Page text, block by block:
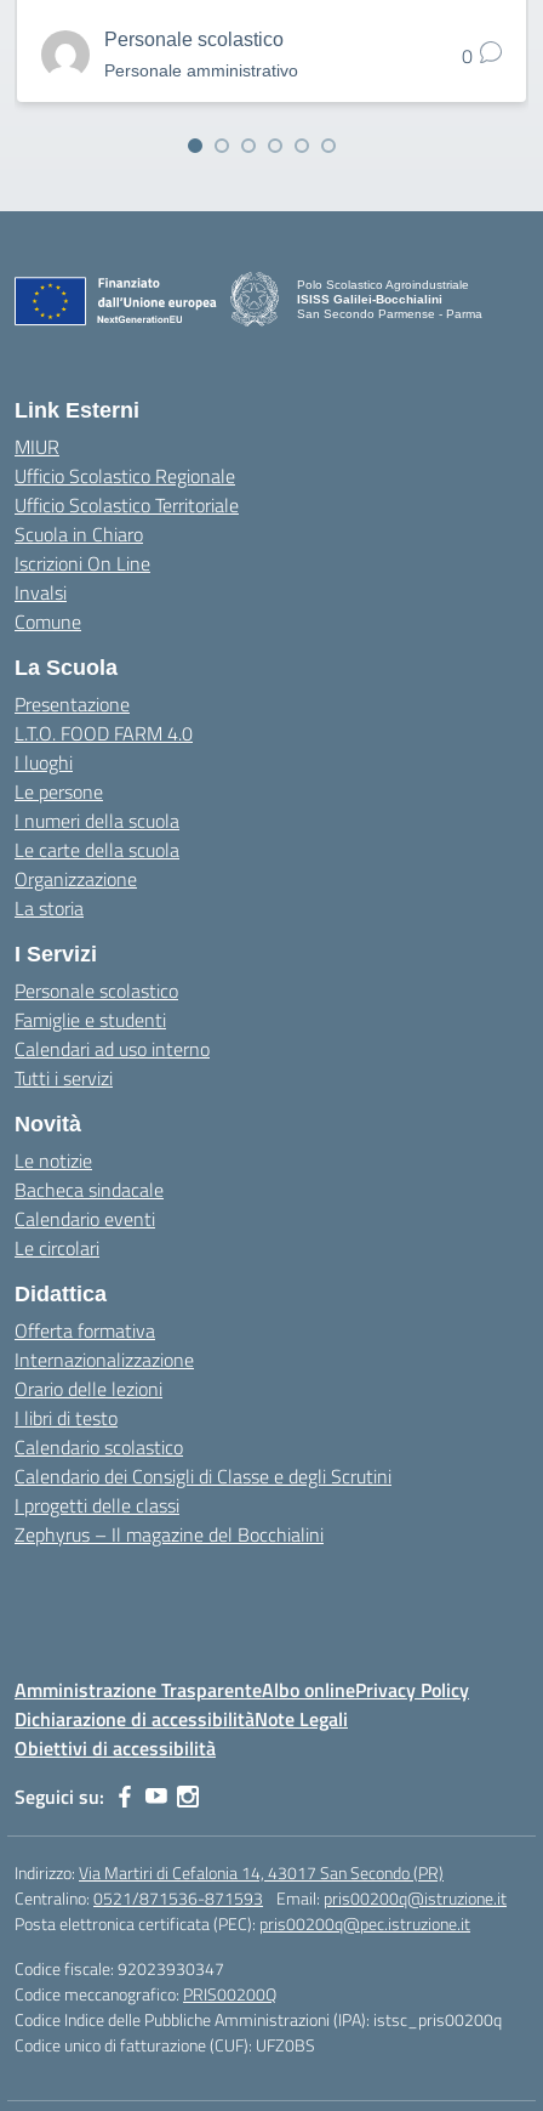
Personale scolastico
Personale amministrativo 0
Polo Scolastico Agroindustriale
ISISS Galilei-Bocchialini
San Secondo Parmense - Parma
Link Esterni
MIUR
Ufficio Scolastico Regionale
Ufficio Scolastico Territoriale
Scuola in Chiaro
Iscrizioni On Line
Invalsi
Comune
La Scuola
Presentazione
L.T.O. FOOD FARM 4.0
I luoghi
Le persone
I numeri della scuola
Le carte della scuola
Organizzazione
La storia
I Servizi
Personale scolastico
Famiglie e studenti
Calendari ad uso interno
Tutti i servizi
Novità
Le notizie
Bacheca sindacale
Calendario eventi
Le circolari
Didattica
Offerta formativa
Internazionalizzazione
Orario delle lezioni
I libri di testo
Calendario scolastico
Calendario dei Consigli di Classe e degli Scrutini
I progetti delle classi
Zephyrus – Il magazine del Bocchialini
Amministrazione TrasparenteAlbo onlinePrivacy Policy
Dichiarazione di accessibilitàNote Legali
Obiettivi di accessibilità
Seguici su:
Indirizzo:Via Martiri di Cefalonia 14, 43017 San Secondo (PR)
Centralino:0521/871536-871593 Email: pris00200q@istruzione.it
Posta elettronica certificata (PEC): pris00200q@pec.istruzione.it
Codice fiscale: 92023930347
Codice meccanografico: PRIS00200Q
Codice Indice delle Pubbliche Amministrazioni (IPA): istsc_pris00200q
Codice unico di fatturazione (CUF): UFZ0BS